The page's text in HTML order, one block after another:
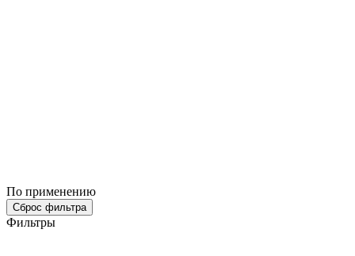
По применению
Сброс фильтра
Фильтры